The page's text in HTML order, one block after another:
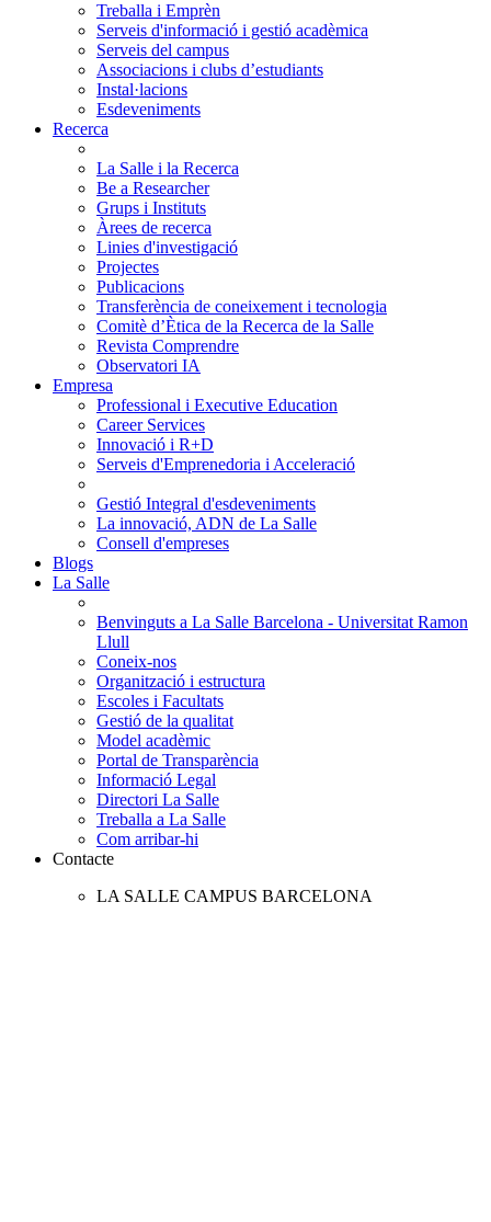
Treballa i Emprèn
Serveis d'informació i gestió acadèmica
Serveis del campus
Associacions i clubs d’estudiants
Instal·lacions
Esdeveniments
Recerca
La Salle i la Recerca
Be a Researcher
Grups i Instituts
Àrees de recerca
Linies d'investigació
Projectes
Publicacions
Transferència de coneixement i tecnologia
Comitè d’Ètica de la Recerca de la Salle
Revista Comprendre
Observatori IA
Empresa
Professional i Executive Education
Career Services
Innovació i R+D
Serveis d'Emprenedoria i Acceleració
Gestió Integral d'esdeveniments
La innovació, ADN de La Salle
Consell d'empreses
Blogs
La Salle
Benvinguts a La Salle Barcelona - Universitat Ramon
Llull
Coneix-nos
Organització i estructura
Escoles i Facultats
Gestió de la qualitat
Model acadèmic
Portal de Transparència
Informació Legal
Directori La Salle
Treballa a La Salle
Com arribar-hi
Contacte
LA SALLE CAMPUS BARCELONA